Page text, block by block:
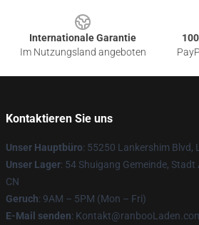
Internationale Garantie
Im Nutzungsland angeboten
Kontaktieren Sie uns
Unser Hauptbüro: 55250 Lankershim Blvd,
Unser Lager: 54 Shuigang Gemeinde,
CN
Geruch: 9AM – 5PM (Mon – Fri)
E-Mail senden: